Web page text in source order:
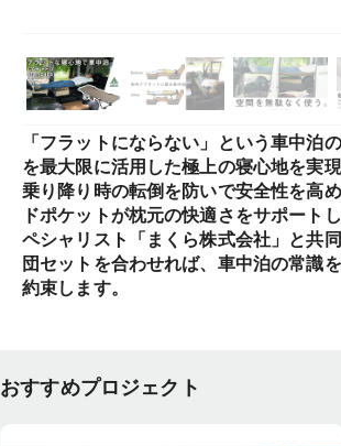
「フラットにならない」という車中泊
を最大限に活用した極上の寝心地を実
乗り降り時の転倒を防いで安全性を高
ドポケットが枕元の快適さをサポート
ペシャリスト「まくら株式会社」と共
団セットを合わせれば、車中泊の常識
約束します。
おすすめプロジェクト